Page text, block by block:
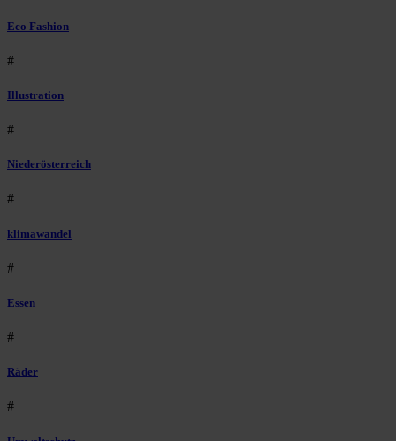
Eco Fashion
#
Illustration
#
Niederösterreich
#
klimawandel
#
Essen
#
Räder
#